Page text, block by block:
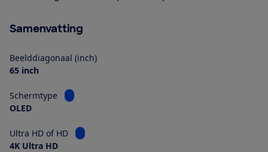
Samenvatting
Beelddiagonaal (inch)
65 inch
Schermtype
Bekijk informatie voor Schermtype
OLED
Ultra HD of HD
Bekijk informatie voor Ultra HD of HD
4K Ultra HD